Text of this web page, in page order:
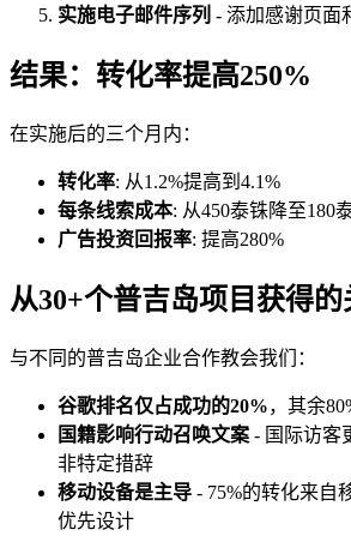
实施电子邮件序列 - 添加感谢页面
结果：转化率提高250%
在实施后的三个月内：
转化率: 从1.2%提高到4.1%
每条线索成本: 从450泰铢降至180
广告投资回报率: 提高280%
从30+个普吉岛项目获得
与不同的普吉岛企业合作教会我们：
谷歌排名仅占成功的20%，其余
国籍影响行动召唤文案 - 国际访客
非特定措辞
移动设备是主导 - 75%的转化来自
优先设计